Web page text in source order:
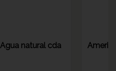
Agua natural cda